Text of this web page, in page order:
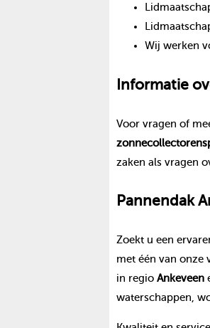
Wij werken
Informatie
Voor vragen of
zonnecollectoren
zaken als vragen
Pannendak
Zoekt u een
met één van onze
in regio Ankeveen
waterschappen,